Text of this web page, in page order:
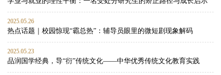
2025.05.26
热点话题｜校园惊现“霸总热”：辅导员眼里的微短剧现象解码
2025.05.23
品润国学经典，导“衍”传统文化——中华优秀传统文化教育实践